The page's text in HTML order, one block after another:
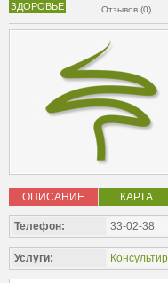
ЗДОРОВЬЕ Отзывов (0)
ОПИСАНИЕ КАРТА
Телефон: 33-02-38
Услуги: